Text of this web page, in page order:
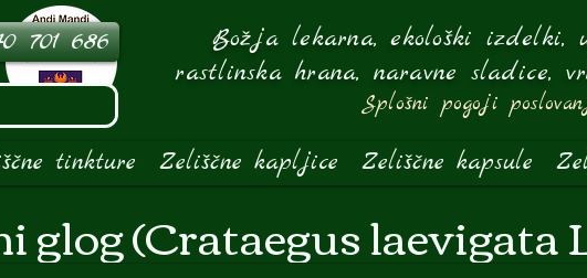
701 686
Božja lekarna, ekološki izdelki,
rastlinska hrana, naravne sladice,
Splošni pogoji
tinkture Zeliščne kapljice Zeliščne kapsule
glog (Crataegus laevigata